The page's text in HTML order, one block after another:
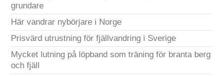
grundare
Här vandrar nybörjare i Norge
Prisvärd utrustning för fjällvandring i Sverige
Mycket lutning på löpband som träning för branta berg
och fjäll